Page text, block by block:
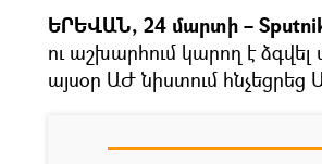
ԵՐԵՎԱՆ, 24 մարտի –
ու աշխարհում կարող է ձգվել
այսօր ԱԺ նիստում